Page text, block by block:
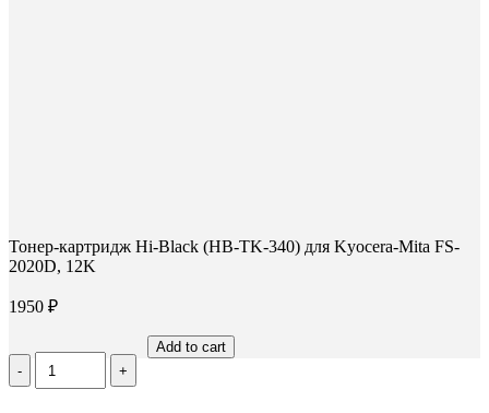
Тонер-картридж Hi-Black (HB-TK-340) для Kyocera-Mita FS-
2020D, 12K
1950 ₽
Количество
Тонер-
Add to cart